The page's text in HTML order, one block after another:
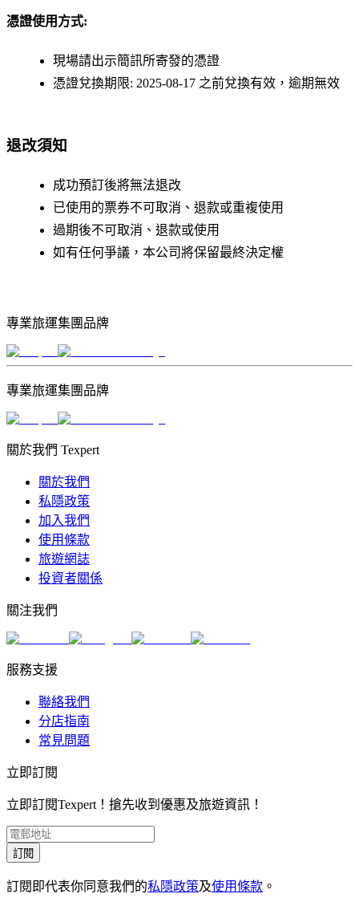
憑證使用方式:
現場請出示簡訊所寄發的憑證
憑證兌換期限: 2025-08-17 之前兌換有效，逾期無效
退改須知
成功預訂後將無法退改
已使用的票券不可取消、退款或重複使用
過期後不可取消、退款或使用
如有任何爭議，本公司將保留最終決定權
專業旅運集團品牌
專業旅運集團品牌
關於我們 Texpert
關於我們
私隱政策
加入我們
使用條款
旅遊網誌
投資者關係
關注我們
服務支援
聯絡我們
分店指南
常見問題
立即訂閱
立即訂閱Texpert！搶先收到優惠及旅遊資訊！
訂閱
訂閱即代表你同意我們的私隱政策及使用條款 。